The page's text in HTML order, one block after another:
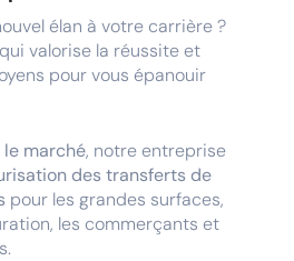
élan à votre carrière ?
valorise la réussite et
pour vous épanouir
le marché, notre entreprise
des transferts de
pour les grandes surfaces,
les commerçants et